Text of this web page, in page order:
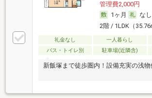
管理費2,000円
1ヶ月
なし
2階 / 1LDK（
礼金なし 一人暮らし
バス・トイレ別
駐車場(近隣含)
新飯塚まで徒歩圏内！設備充実の浅物